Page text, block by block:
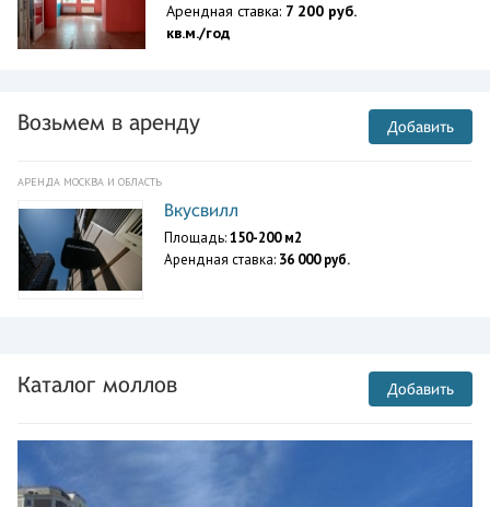
Арендная ставка: 7 200 руб.
кв.м./год
Возьмем в аренду Добавить
АРЕНДА МОСКВА И ОБЛАСТЬ
Вкусвилл
Площадь:150-200 м2
Арендная ставка: 36 000 руб.
Каталог моллов Добавить